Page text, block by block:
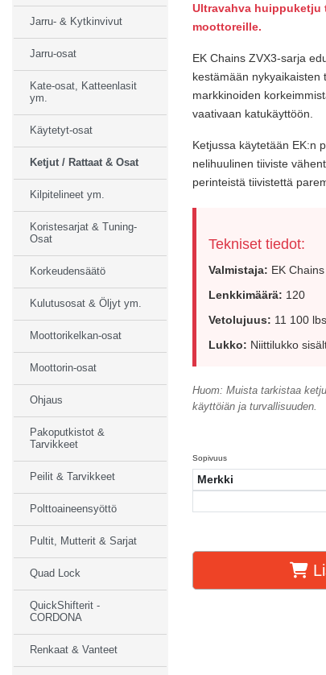
Ultravahva
moottoreille.
EK Chains ZVX3-sarja
kestämään
markkinoiden
vaativaan katukäyttöön.
Ketjussa käytetään EK:n
nelihuulinen tiiviste
perinteistä tiivistettä
Tekniset tiedot:
Valmistaja: EK
Lenkkimäärä: 120
Vetolujuus: 11 100
Lukko: Niittilukko
Huom: Muista tarkistaa
käyttöiän ja turvallisuuden.
Sopivuus
Merkki
Jarru- & Kytkinvivut
Jarru-osat
Kate-osat, Katteenlasit
ym.
Käytetyt-osat
Ketjut / Rattaat & Osat
Kilpitelineet ym.
Koristesarjat & Tuning-
Osat
Korkeudensäätö
Kulutusosat & Öljyt ym.
Moottorikelkan-osat
Moottorin-osat
Ohjaus
Pakoputkistot &
Tarvikkeet
Peilit & Tarvikkeet
Polttoaineensyöttö
Pultit, Mutterit & Sarjat
Quad Lock
QuickShifterit -
CORDONA
Renkaat & Vanteet